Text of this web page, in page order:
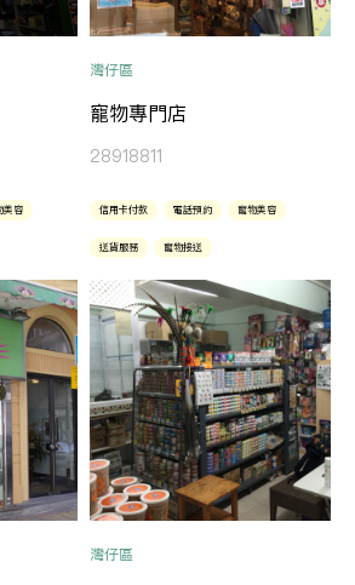
美容
灣仔區
寵物專門店
28918811
信用卡付款 電話預約 寵物美容
送貨服務 寵物接送
灣仔區